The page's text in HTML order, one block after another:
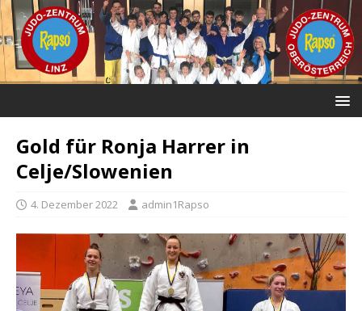
Gold für Ronja Harrer in
Celje/Slowenien
4. Dezember 2022 admin1Rapso